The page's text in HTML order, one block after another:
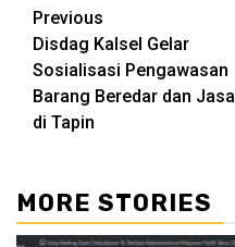
Continue
Reading
Previous
Disdag Kalsel Gelar
Sosialisasi Pengawasan
Barang Beredar dan Jasa
di Tapin
MORE STORIES